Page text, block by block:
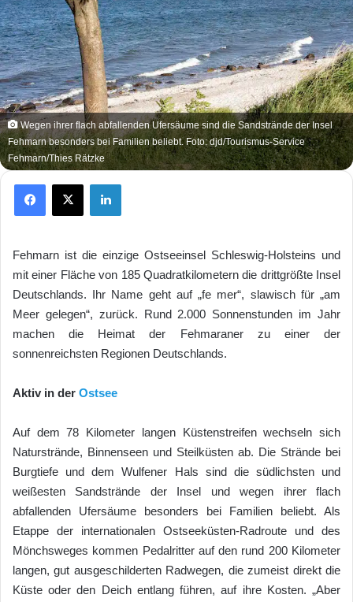
Wegen ihrer flach abfallenden Ufersäume sind die Sandstrände der Insel
Fehmarn besonders bei Familien beliebt. Foto: djd/Tourismus-Service
Fehmarn/Thies Rätzke
X
Fehmarn ist die einzige Ostseeinsel Schleswig-Holsteins und
mit einer Fläche von 185 Quadratkilometern die drittgrößte Insel
Deutschlands. Ihr Name geht auf „fe mer“, slawisch für „am
Meer gelegen“, zurück. Rund 2.000 Sonnenstunden im Jahr
machen die Heimat der Fehmaraner zu einer der
sonnenreichsten Regionen Deutschlands.
Aktiv in der Ostsee
Auf dem 78 Kilometer langen Küstenstreifen wechseln sich
Naturstrände, Binnenseen und Steilküsten ab. Die Strände bei
Burgtiefe und dem Wulfener Hals sind die südlichsten und
weißesten Sandstrände der Insel und wegen ihrer flach
abfallenden Ufersäume besonders bei Familien beliebt. Als
Etappe der internationalen Ostseeküsten-Radroute und des
Mönchsweges kommen Pedalritter auf den rund 200 Kilometer
langen, gut ausgeschilderten Radwegen, die zumeist direkt die
Küste oder den Deich entlang führen, auf ihre Kosten. „Aber